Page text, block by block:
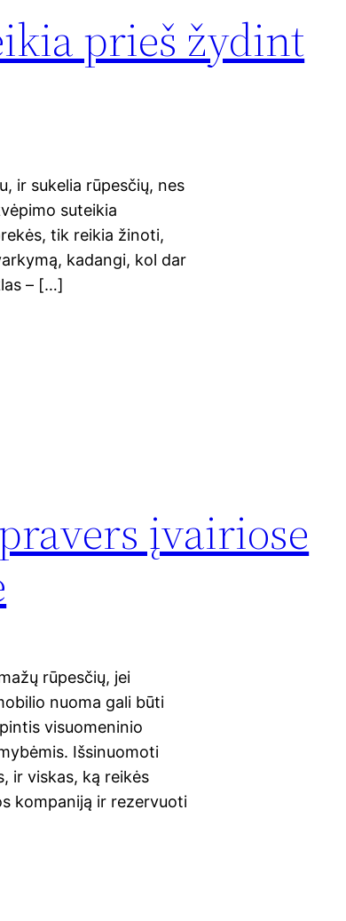
prieš žydint
ir sukelia rūpesčių, nes
suteikia
tik reikia žinoti,
kadangi, kol dar
– […]
įvairiose
rūpesčių, jei
nuoma gali būti
visuomeninio
Išsinuomoti
ir viskas, ką reikės
kompaniją ir rezervuoti